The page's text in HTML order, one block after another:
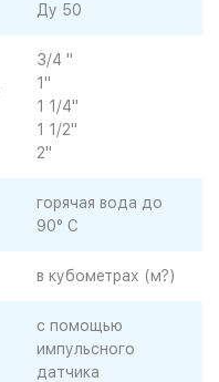
Ду 50
3/4 "
1"
1 1/4"
1 1/2"
2"
горячая вода до
90° C
в кубометрах (м?)
с помощью
импульсного
датчика